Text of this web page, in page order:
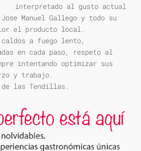
interpretado al gusto actual
Manuel Gallego y todo su
el producto local.
a fuego lento,
en cada paso, respeto al
intentando optimizar sus
y trabajo.
de las Tendillas.